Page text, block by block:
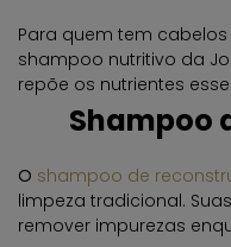
Para quem tem
shampoo nutritivo da
repõe os nutrientes
vitalidade e a
Shampoo
O shampoo de
limpeza tradicional.
remover impurezas